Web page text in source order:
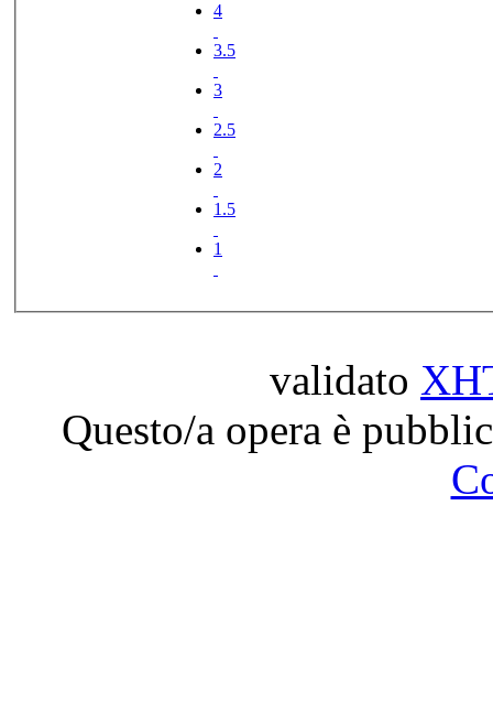
4
3.5
3
2.5
2
1.5
1
validato
Questo/a opera è